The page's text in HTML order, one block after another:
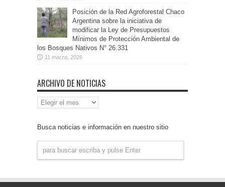
Posición de la Red Agroforestal Chaco
Argentina sobre la iniciativa de
modificar la Ley de Presupuestos
Mínimos de Protección Ambiental de
los Bosques Nativos N° 26.331
11 marzo, 2026
ARCHIVO DE NOTICIAS
Archivo
de
Busca noticias e información en nuestro sitio